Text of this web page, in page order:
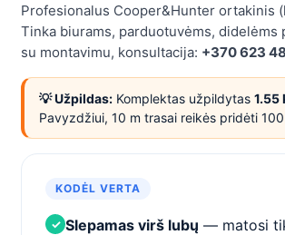
Profesionalus Cooper&Hunter ortakinis
Tinka biurams, parduotuvėms, didelėms
su montavimu, konsultacija: +370 623
💡 Užpildas: Komplektas užpildytas 1.55
Pavyzdžiui, 10 m trasai reikės pridėti
KODĖL VERTA
✓ Slepamas virš lubų — matosi